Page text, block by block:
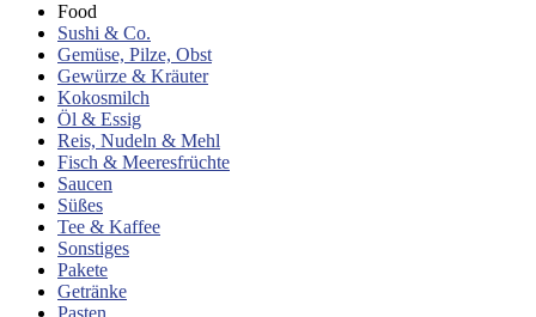
Food
Sushi & Co.
Gemüse, Pilze, Obst
Gewürze & Kräuter
Kokosmilch
Öl & Essig
Reis, Nudeln & Mehl
Fisch & Meeresfrüchte
Saucen
Süßes
Tee & Kaffee
Sonstiges
Pakete
Getränke
Pasten